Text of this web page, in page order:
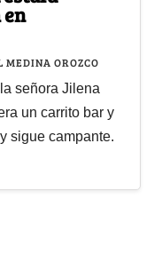
MEDINA OROZCO
señora Jilena
un carrito bar y
sigue campante.